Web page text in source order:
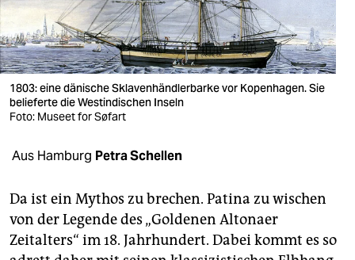
verlag
verlag
veranstaltungen
shop
fragen & hilfe
abo
genossenschaft
1803: eine dänische Sklavenhändlerbarke vor Kopenhagen. Sie
belieferte die Westindischen Inseln
Foto: Museet for Søfart
Aus Hamburg Petra Schellen
Da ist ein Mythos zu brechen. Patina zu wischen
von der Legende des „Goldenen Altonaer
Zeitalters“ im 18. Jahrhundert. Dabei kommt es so